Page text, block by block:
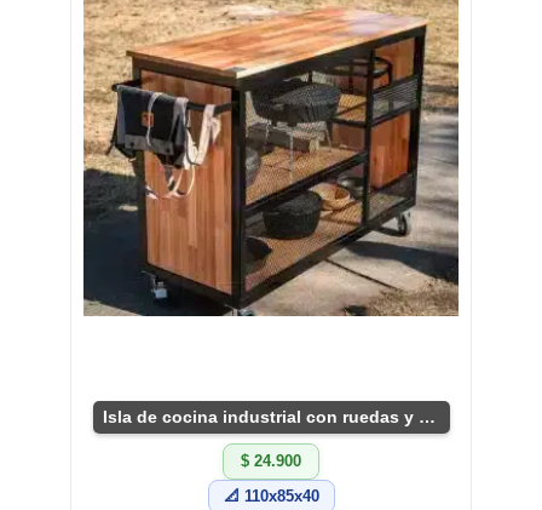
Isla de cocina industrial con ruedas y estantes
$ 24.900
📐 110x85x40